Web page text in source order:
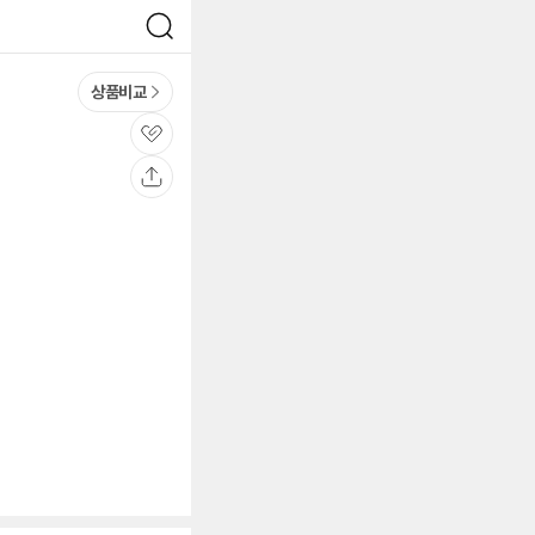
검
색
상품비교
관
심